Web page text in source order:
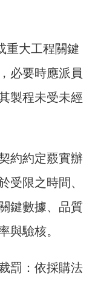
重大工程關鍵
必要時應派員
製程未受未經
約約定覈實辦
受限之時間、
鍵數據、品質
與驗核。
罰：依採購法